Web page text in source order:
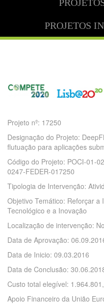
PROJETOS
Projeto nº: 17250
Designação do Projeto:
flutuação para aplicações
Código do Projeto: POCI-01-
0247-FEDER-017250
Tipologia de Intervenção:
Objetivo Temático: Reforçar a
Tecnológico e a Inovação
Localização de intervenção:
Data de Aprovação:
Data de Inicio: 09.03.2016
Data de Conclusão:
Custo total elegível:
Apoio Financeiro da União